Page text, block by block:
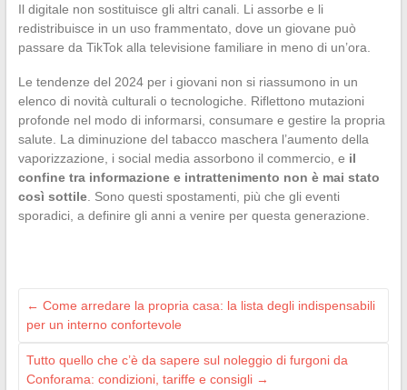
Il digitale non sostituisce gli altri canali. Li assorbe e li
redistribuisce in un uso frammentato, dove un giovane può
passare da TikTok alla televisione familiare in meno di un’ora.
Le tendenze del 2024 per i giovani non si riassumono in un
elenco di novità culturali o tecnologiche. Riflettono mutazioni
profonde nel modo di informarsi, consumare e gestire la propria
salute. La diminuzione del tabacco maschera l’aumento della
vaporizzazione, i social media assorbono il commercio, e il
confine tra informazione e intrattenimento non è mai stato
così sottile. Sono questi spostamenti, più che gli eventi
sporadici, a definire gli anni a venire per questa generazione.
← Come arredare la propria casa: la lista degli indispensabili
per un interno confortevole
Tutto quello che c’è da sapere sul noleggio di furgoni da
Conforama: condizioni, tariffe e consigli →